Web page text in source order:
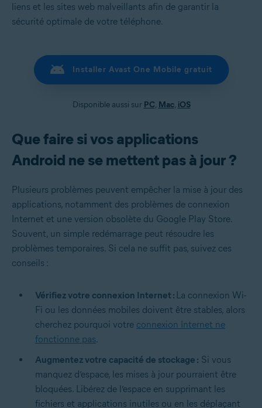
liens et les sites web malveillants afin de garantir la
sécurité optimale de votre téléphone.
Installer Avast One Mobile gratuit
Disponible aussi sur PC, Mac, iOS
Que faire si vos applications
Android ne se mettent pas à jour ?
Plusieurs problèmes peuvent empêcher la mise à jour des
applications, notamment des problèmes de connexion
Internet et une version obsolète du Google Play Store.
Souvent, un simple redémarrage peut résoudre les
problèmes temporaires. Si cela ne suffit pas, suivez ces
conseils :
Vérifiez votre connexion Internet : La connexion Wi-
Fi ou les données mobiles doivent être stables, alors
cherchez pourquoi votre connexion Internet ne
fonctionne pas.
Augmentez votre capacité de stockage : Si vous
manquez d’espace, les mises à jour pourraient être
bloquées. Libérez de l’espace en supprimant les
fichiers et applications inutiles ou en les déplaçant